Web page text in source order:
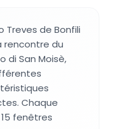
Treves de Bonfili
rencontre du
di San Moisè,
Chaque
fenêtres